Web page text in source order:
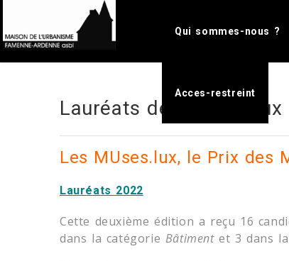
Qui sommes-nous ?
Acces-restreint
Lauréats des MUses.lux
Les MUses.lux, le Prix des
Lauréats 2022
Cette deuxième édition a reçu 16
dans la catégorie Bâtimentet 3 dans